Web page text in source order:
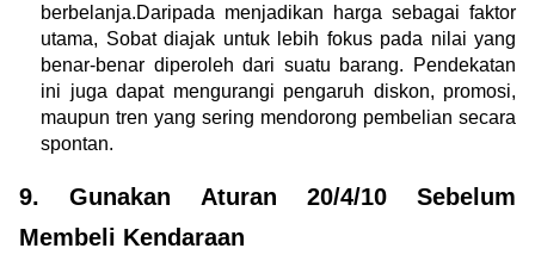
berbelanja.Daripada menjadikan harga sebagai faktor
utama, Sobat diajak untuk lebih fokus pada nilai yang
benar-benar diperoleh dari suatu barang. Pendekatan
ini juga dapat mengurangi pengaruh diskon, promosi,
maupun tren yang sering mendorong pembelian secara
spontan.
9. Gunakan Aturan 20/4/10 Sebelum
Membeli Kendaraan